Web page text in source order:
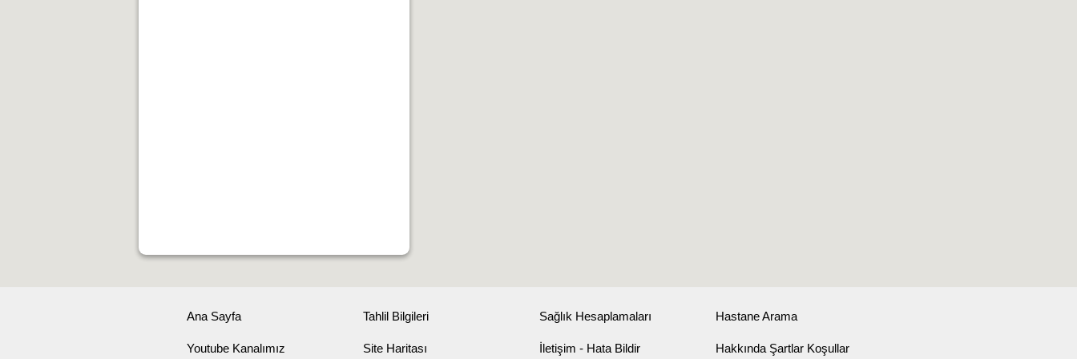
Ana Sayfa Tahlil Bilgileri Sağlık Hesaplamaları Hastane Arama
Youtube Kanalımız Site Haritası İletişim - Hata Bildir Hakkında Şartlar Koşullar